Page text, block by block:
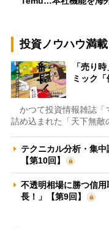
投資ノウハウ満
「売り
ミック
かつて投資情報雑誌「
詰め込まれた「天下無敵
テクニカル分析・集
【第10回】
不透明相場に勝つ信
長！」【第9回】